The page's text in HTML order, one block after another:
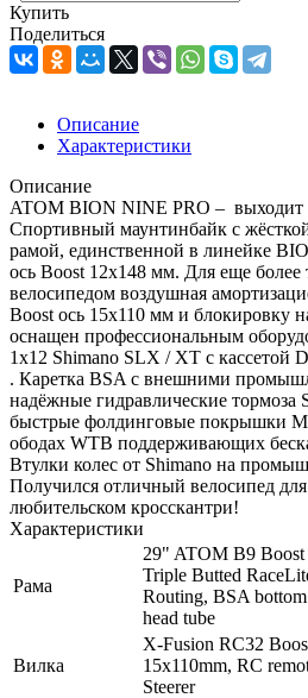
Купить
Поделиться
Описание
Характеристики
Описание
ATOM BION NINE PRO – выходит
Спортивный маунтинбайк с
рамой, единственной в линейке
ось Boost 12x148 мм. Для еще более
велосипедом воздушная
Boost ось 15х110 мм и блокировку
оснащен профессиональным
1x12 Shimano SLX / XT с кассетой
. Каретка BSA с внешними
надёжные гидравлические тормоза
быстрые фолдинговые покрышки
ободах WTB поддерживающих
Втулки колес от Shimano на
Получился отличный велосипед
любительском кросскантри!
Характеристики
Рама
29" ATOM B9
Triple Butted
Routing, BSA bottom
head tube
Вилка
X-Fusion RC32
15x110mm, RC
Steerer